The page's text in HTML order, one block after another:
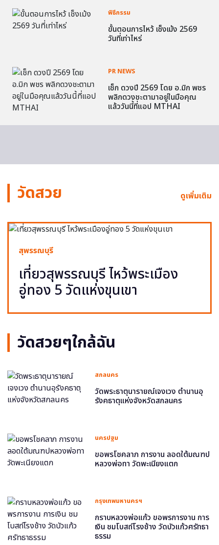
พิธีกรรม
ขั้นตอนการไหว้ เช็งเม้ง 2569
วันที่เท่าไหร่
PR NEWS
เช็ก ดวงปี 2569 โดย อ.มิก พชร
พลิกดวงชะตามาอยู่ในมือคุณ
แล้ววันนี้ที่แอป MTHAI
วัดสวย ดูเพิ่มเติม
สุพรรณบุรี
เที่ยวสุพรรณบุรี ไหว้พระเมือง
อู่ทอง 5 วัดแห่งขุนเขา
วัดสวยๆใกล้ฉัน
สกลนคร
วัดพระธาตุนารายณ์เจงเวง ตำนานอุ
รังคธาตุแห่งจังหวัดสกลนคร
นครปฐม
ขอพรโชคลาภ การงาน ลอดใต้มณฑป
หลวงพ่อทา วัดพะเนียงแตก
กรุงเทพมหานครฯ
กราบหลวงพ่อแก้ว ขอพรการงาน การ
เงิน ชมโบสถ์โรงช้าง วัดบัวแก้วศรัทธา
ธรรม